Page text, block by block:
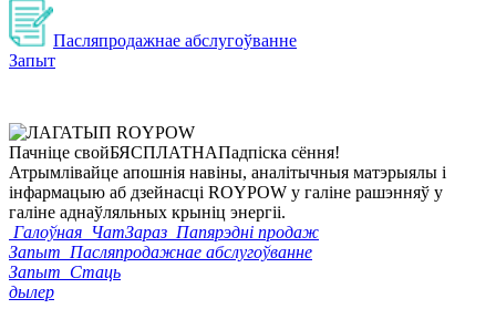
Пасляпродажнае абслугоўванне
Запыт
Пачніце свойБЯСПЛАТНАПадпіска сёння!
Атрымлівайце апошнія навіны, аналітычныя матэрыялы і
інфармацыю аб дзейнасці ROYPOW у галіне рашэнняў у
галіне аднаўляльных крыніц энергіі.
Галоўная ЧатЗараз Папярэдні продаж
Запыт Пасляпродажнае абслугоўванне
Запыт Стаць
дылер